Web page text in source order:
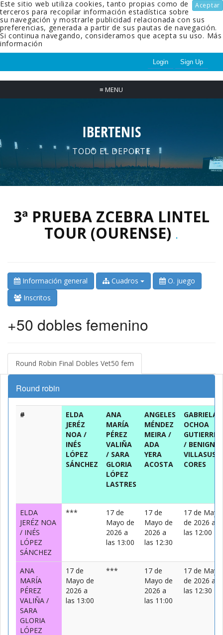
Aceptar
Este sitio web utiliza cookies, tanto propias como de
terceros para recopilar información estadística sobre
su navegación y mostrarle publicidad relacionada con sus
preferencias, generada a partir de sus pautas de navegación.
Si continua navegando, consideramos que acepta su uso. Más
información
Login Sign Up
≡ MENU
IBERTENIS
TODO EL DEPORTE
3ª PRUEBA ZCEBRA LINTEL
TOUR (OURENSE) .
Información general Cuadros
O. juego
Inscritos
+50 dobles femenino
Round Robin Final Dobles Vet50 fem
Round robin
#
ELDA
JERÉZ
NOA /
INÉS
LÓPEZ
SÁNCHEZ
ANA
MARÍA
PÉREZ
VALIÑA
/ SARA
GLORIA
LÓPEZ
LASTRES
ANGELES
MÉNDEZ
MEIRA /
ADA
YERA
ACOSTA
GABRIELA
OCHOA
GUTIERREZ
/ BENIGNA
VILLASUSO
CORES
ELDA
JERÉZ NOA
/ INÉS
LÓPEZ
SÁNCHEZ
***
17 de
Mayo de
2026 a
las 13:00
17 de
Mayo de
2026 a
las 12:30
17 de Mayo
de 2026 a
las 12:00
ANA
MARÍA
PÉREZ
VALIÑA /
SARA
GLORIA
LÓPEZ
17 de
Mayo de
2026 a
las 13:00
***
17 de
Mayo de
2026 a
las 11:00
17 de Mayo
de 2026 a
las 12:30